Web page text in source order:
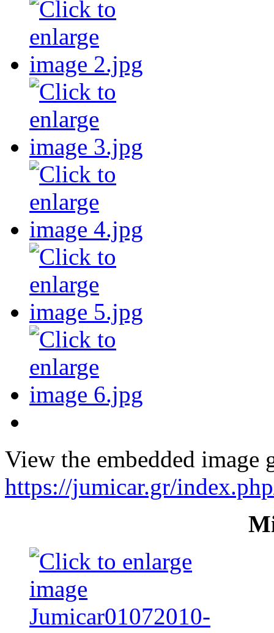
View the embedded image
https://jumicar.gr/